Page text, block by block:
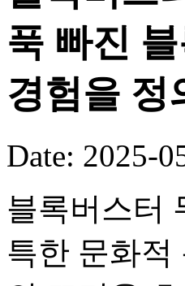
푹 빠진
경험을 정
Date: 2025-
블록버스터
특한 문화적